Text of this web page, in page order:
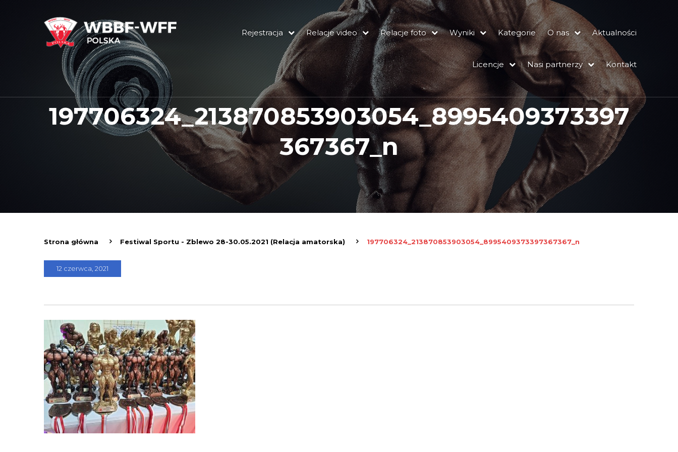
Rejestracja Relacje video Relacje foto Wyniki Kategorie O nas Aktualności
Licencje Nasi partnerzy Kontakt
197706324_213870853903054_8995409373397
367367_n
Strona główna Festiwal Sportu - Zblewo 28-30.05.2021 (Relacja amatorska) 197706324_213870853903054_8995409373397367367_n
12 czerwca, 2021